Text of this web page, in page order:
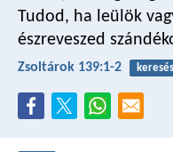
Tudod, ha leülök
észreveszed
Zsoltárok 139:1-2 keresés